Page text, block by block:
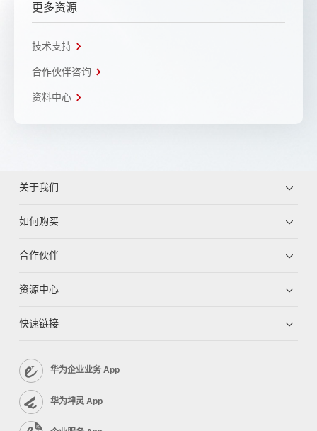
更多资源
技术支持
合作伙伴咨询
资料中心
关于我们
如何购买
合作伙伴
资源中心
快速链接
华为企业业务 App
华为坤灵 App